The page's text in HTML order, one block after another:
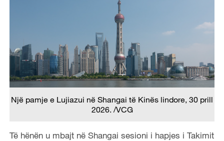
Një pamje e Lujiazui në Shangai të Kinës lindore, 30 prill
2026. /VCG
Të hënën u mbajt në Shangai sesioni i hapjes i Takimit